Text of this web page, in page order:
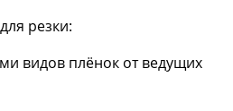
резки:
видов плёнок от ведущих